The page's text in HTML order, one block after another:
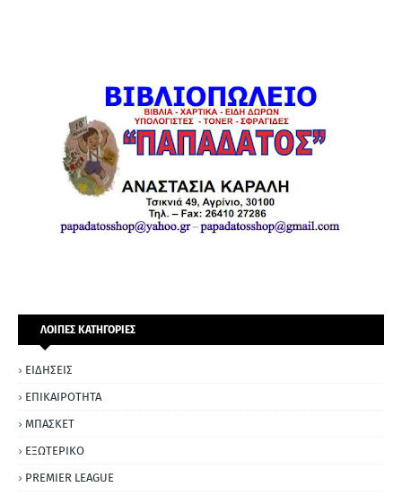
ΛΟΙΠΕΣ ΚΑΤΗΓΟΡΙΕΣ
ΕΙΔΗΣΕΙΣ
ΕΠΙΚΑΙΡΟΤΗΤΑ
ΜΠΑΣΚΕΤ
ΕΞΩΤΕΡΙΚΟ
PREMIER LEAGUE